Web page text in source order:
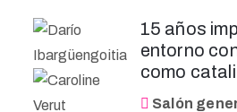
15 años
entorno
como
Salón